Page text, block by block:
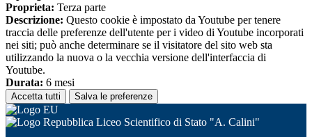
Proprieta: Terza parte
Descrizione: Questo cookie è impostato da Youtube per tenere
traccia delle preferenze dell'utente per i video di Youtube incorporati
nei siti; può anche determinare se il visitatore del sito web sta
utilizzando la nuova o la vecchia versione dell'interfaccia di
Youtube.
Durata: 6 mesi
Accetta tutti Salva le preferenze
Liceo Scientifico di Stato "A. Calini"